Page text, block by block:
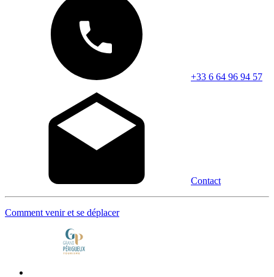
+33 6 64 96 94 57
Contact
Comment venir et se déplacer